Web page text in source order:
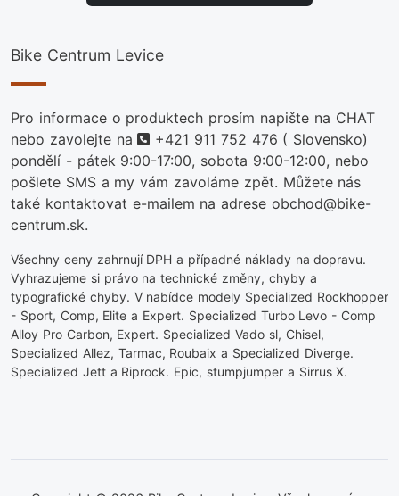
Bike Centrum Levice
Pro informace o produktech prosím napište na CHAT
nebo zavolejte na
telefon
+421 911 752 476 ( Slovensko)
pondělí - pátek 9:00-17:00, sobota 9:00-12:00, nebo
pošlete SMS a my vám zavoláme zpět. Můžete nás
také kontaktovat e-mailem na adrese obchod@bike-
centrum.sk.
Všechny ceny zahrnují DPH a případné náklady na dopravu.
Vyhrazujeme si právo na technické změny, chyby a
typografické chyby. V nabídce modely Specialized Rockhopper
- Sport, Comp, Elite a Expert. Specialized Turbo Levo - Comp
Alloy Pro Carbon, Expert. Specialized Vado sl, Chisel,
Specialized Allez, Tarmac, Roubaix a Specialized Diverge.
Specialized Jett a Riprock. Epic, stumpjumper a Sirrus X.